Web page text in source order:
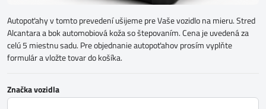
Autopoťahy v tomto prevedení ušijeme pre Vaše vozidlo na mieru. Stred
Alcantara a bok automobiová koža so štepovaním. Cena je uvedená za
celú 5 miestnu sadu. Pre objednanie autopoťahov prosím vyplňte
formulár a vložte tovar do košíka.
Značka vozidla